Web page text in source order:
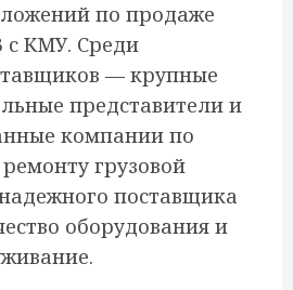
по продаже
с КМУ. Среди
— крупные
представители и
компании по
грузовой
поставщика
оборудования и